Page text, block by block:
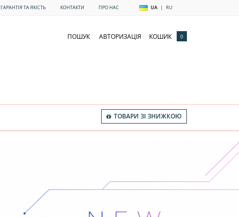
ГАРАНТІЯ ТА ЯКІСТЬ КОНТАКТИ ПРО НАС UA | RU
ПОШУК АВТОРИЗАЦІЯ КОШИК 0
ТОВАРИ ЗІ ЗНИЖКОЮ